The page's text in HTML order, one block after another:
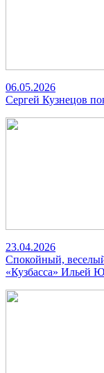
06.05.2026
Сергей Кузнецов
23.04.2026
Спокойный,
«Кузбасса» Ильей